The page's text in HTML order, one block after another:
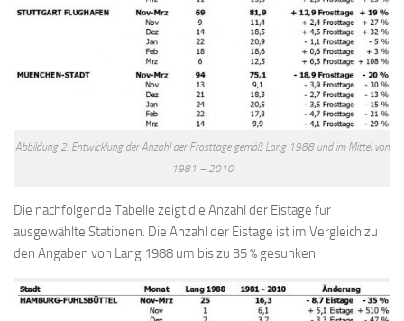
Abbildung 2: Entwicklung der Anzahl der Frosttage gemäß Lang 1988 und im Mittel von
1981 – 2010
Die nachfolgende Tabelle zeigt die Anzahl der Eistage für
ausgewählte Stationen. Die Anzahl der Eistage ist im Vergleich zu
den Angaben von Lang 1988 um bis zu 35 % gesunken.